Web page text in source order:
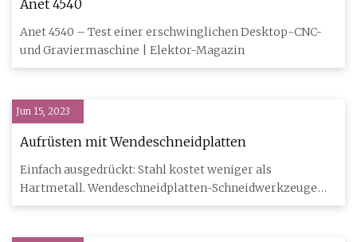
Anet 4540
Anet 4540 – Test einer erschwinglichen Desktop-CNC-
und Graviermaschine | Elektor-Magazin
Jun 15, 2023
Aufrüsten mit Wendeschneidplatten
Einfach ausgedrückt: Stahl kostet weniger als
Hartmetall. Wendeschneidplatten-Schneidwerkzeuge
entwickeln sich immer wei